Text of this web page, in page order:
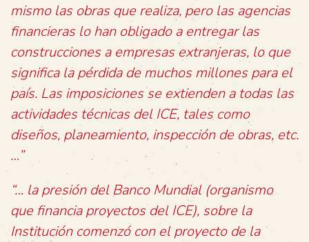
mismo las obras que realiza, pero las agencias
financieras lo han obligado a entregar las
construcciones a empresas extranjeras, lo que
significa la pérdida de muchos millones para el
país. Las imposiciones se extienden a todas las
actividades técnicas del ICE, tales como
diseños, planeamiento, inspección de obras, etc.
…”
“… la presión del Banco Mundial (organismo
que financia proyectos del ICE), sobre la
Institución comenzó con el proyecto de la